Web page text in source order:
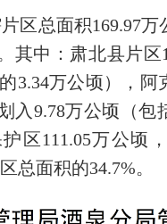
区总面积169.97
其中：肃北县片区
3.34万公顷），阿
入9.78万公顷（包
区111.05万公顷
总面积的34.7%。